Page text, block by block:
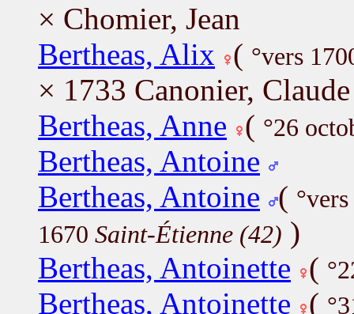
× Chomier, Jean
Bertheas, Alix ( °vers
× 1733 Canonier, Claude
Bertheas, Anne ( °26
Bertheas, Antoine
Bertheas, Antoine (
1670 Saint-Étienne (42) )
Bertheas, Antoinette (
Bertheas, Antoinette (